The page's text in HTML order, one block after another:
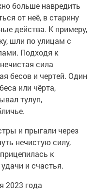
больше навредить
от неё, в старину
действа. К примеру,
шли по улицам с
Подходя к
сила
бесов и чертей. Один
или чёрта,
тулуп,
и прыгали через
нечистую силу,
к
и счастья.
2023 года